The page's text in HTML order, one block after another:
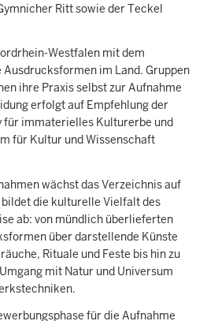
Ritt sowie der Teckel
Westfalen mit dem
im Land. Gruppen
ihre Praxis selbst zur Aufnahme
erfolgt auf Empfehlung der
für immaterielles Kulturerbe und
für Kultur und Wissenschaft
wächst das Verzeichnis auf
die kulturelle Vielfalt des
ab: von mündlich überlieferten
über darstellende Künste
Rituale und Feste bis hin zu
mit Natur und Universum
für die Aufnahme